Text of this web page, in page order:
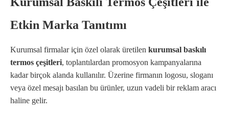
Etkin Marka Tanıtımı
Kurumsal firmalar için özel olarak üretilen kurumsal baskılı
termos çeşitleri, toplantılardan promosyon kampanyalarına
kadar birçok alanda kullanılır. Üzerine firmanın logosu, sloganı
veya özel mesajı basılan bu ürünler, uzun vadeli bir reklam aracı
haline gelir.